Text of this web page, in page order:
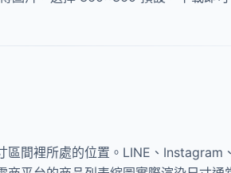
間裡所處的位置。LINE、